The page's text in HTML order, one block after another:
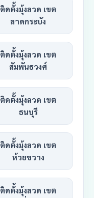
ติดตั้งมุ้งลวด เขต
ลาดกระบัง
ติดตั้งมุ้งลวด เขต
สัมพันธวงศ์
ติดตั้งมุ้งลวด เขต
ธนบุรี
ติดตั้งมุ้งลวด เขต
ห้วยขวาง
ติดตั้งมุ้งลวด เขต